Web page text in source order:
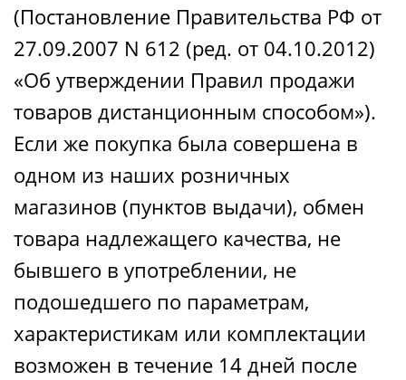
(Постановление Правительства РФ от
27.09.2007 N 612 (ред. от 04.10.2012)
«Об утверждении Правил продажи
товаров дистанционным способом»).
Если же покупка была совершена в
одном из наших розничных
магазинов (пунктов выдачи), обмен
товара надлежащего качества, не
бывшего в употреблении, не
подошедшего по параметрам,
характеристикам или комплектации
возможен в течение 14 дней после